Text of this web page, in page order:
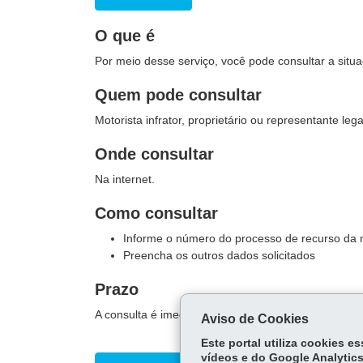
O que é
Por meio desse serviço, você pode consultar a
Quem pode consultar
Motorista infrator, proprietário ou representante
Onde consultar
Na internet.
Como consultar
Informe o número do processo de recurso
Preencha os outros dados solicitados
Prazo
A consulta é imediata.Aviso de Cookies
Este portal utiliza cookies
vídeos e do Google